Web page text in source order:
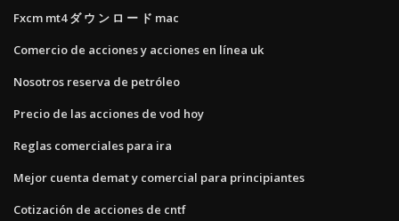
Fxcm mt4 ダ ウ ン ロ ー ド mac
Comercio de acciones y acciones en línea uk
Nosotros reserva de petróleo
Precio de las acciones de vod hoy
Reglas comerciales para ira
Mejor cuenta demat y comercial para principiantes
Cotización de acciones de cntf